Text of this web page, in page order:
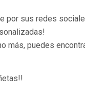
por sus redes
más, puedes